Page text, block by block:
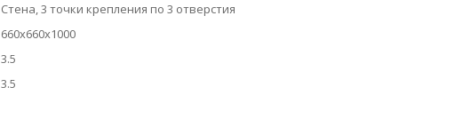
Стена, 3 точки крепления по 3 отверстия
660х660х1000
3.5
3.5